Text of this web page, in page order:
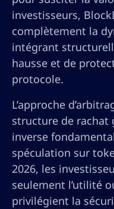
investisseurs,
complètement la
intégrant
hausse et de
protocole.
L’approche
structure de rachat
inverse
spéculation sur
2026, les
seulement l’utilité
privilégient la